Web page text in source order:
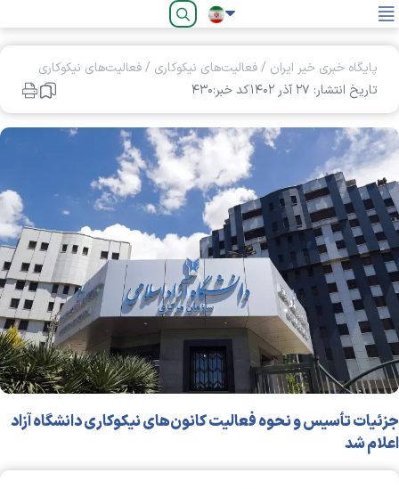
فارسی
پایگاه خبری خیر ایران /فعالیت‌های نیکوکاری /فعالیت‌های نیکوکاری
تاریخ انتشار: ۲۷ آذر ۱۴۰۲
کد خبر:۴۳۰
جزئیات تأسیس و نحوه فعالیت کانون‌های نیکوکاری دانشگاه آزاد
اعلام شد